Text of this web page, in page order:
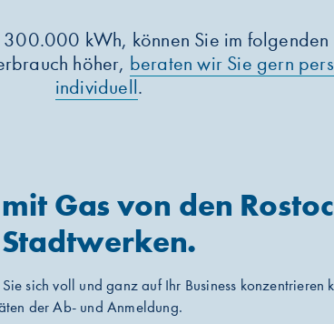
300.000 kWh, können Sie im folgenden
höher, beraten wir Sie gern
individuell.
Gas von den
Stadtwerken.
sich voll und ganz auf Ihr Business konzentrieren
der Ab- und Anmeldung.